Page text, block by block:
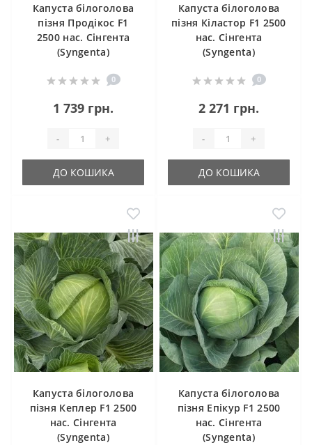
Капуста білоголова
пізня Продікос F1
2500 нас. Сінгента
(Syngenta)
0
1 739 грн.
- +
ДО КОШИКА
Капуста білоголова
пізня Кіластор F1 2500
нас. Сінгента
(Syngenta)
0
2 271 грн.
- +
ДО КОШИКА
Капуста білоголова
пізня Кеплер F1 2500
нас. Сінгента
(Syngenta)
Капуста білоголова
пізня Епікур F1 2500
нас. Сінгента
(Syngenta)